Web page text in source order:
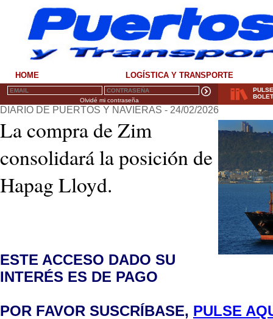
HOME LOGÍSTICA Y TRANSPORTE
Olvidé mi contraseña
DIARIO DE PUERTOS Y NAVIERAS - 24/02/2026
La compra de Zim
consolidará la posición de
Hapag Lloyd.
ESTE ACCESO DADO SU
INTERÉS ES DE PAGO
POR FAVOR SUSCRÍBASE, PULSE